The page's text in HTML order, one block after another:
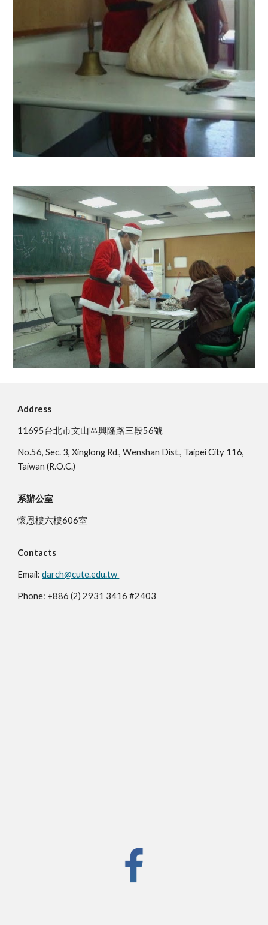
Address
11695台北市文山區興隆路三段56號
No.56, Sec. 3, Xinglong Rd., Wenshan Dist., Taipei City 116,
Taiwan (R.O.C.)
系辦公室
懷恩樓六樓606室
Contacts
Email:darch@cute.edu.tw
Phone: +886 (2) 2931 3416 #2403